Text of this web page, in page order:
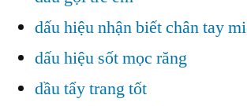
dấu hiệu nhận biết chân tay
dấu hiệu sốt mọc răng
dầu tẩy trang tốt